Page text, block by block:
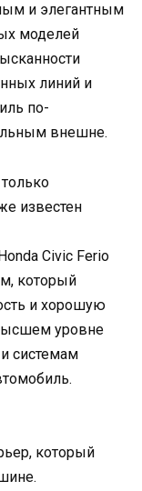
и элегантным
моделей
линий и
по-
внешне.
известен
Civic Ferio
который
и хорошую
уровне
системам
который